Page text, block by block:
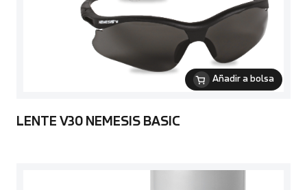
Añadir a bolsa
LENTE V30 NEMESIS BASIC